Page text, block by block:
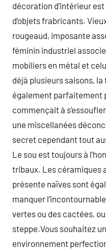
décoration d’intérieur
d’objets frabricants.
rougeaud, imposante
féminin industriel
mobiliers en métal et
déjà plusieurs saisons,
également parfaitement
commençait à
une miscellanées
secret cependant tout
Le sou est toujours à
tribaux. Les céramiques
présente naïves sont
manquer
vertes ou des cactées,
steppe.Vous souhaitez
environnement